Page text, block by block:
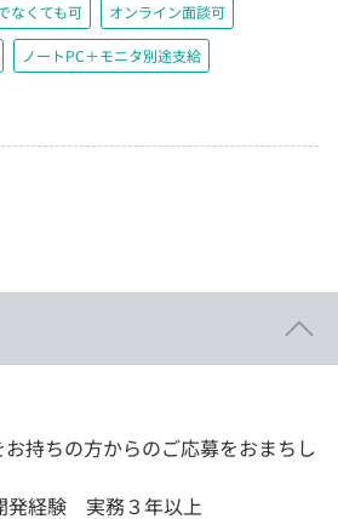
なくても可 オンライン面談可
ノートPC＋モニタ別途支給
持ちの方からのご応募をおまちし
発経験 実務３年以上